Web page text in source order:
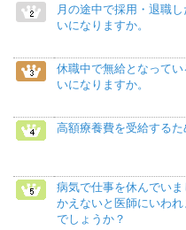
月の途中で採用・退職
いになりますか。
休職中で無給となって
いになりますか。
高額療養費を受給する
病気で仕事を休んでい
かえないと医師にいわ
でしょうか？